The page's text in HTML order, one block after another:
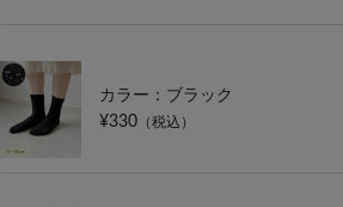
カラー：ブラック
¥330 （税込）